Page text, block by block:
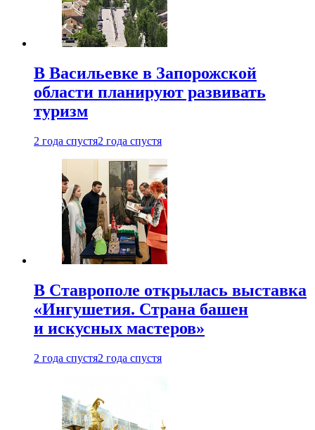
В Васильевке в Запорожской
области планируют развивать
туризм
2 года спустя2 года спустя
В Ставрополе открылась выставка
«Ингушетия. Страна башен
и искусных мастеров»
2 года спустя2 года спустя